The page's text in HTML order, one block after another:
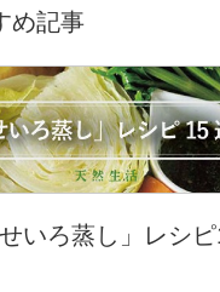
め記事
いろ蒸し」レシ